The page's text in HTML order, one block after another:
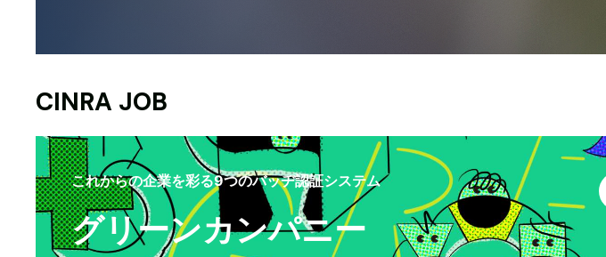
CINRA JOB
これからの企業を彩る9つのバッヂ認証システム
グリーンカンパニー